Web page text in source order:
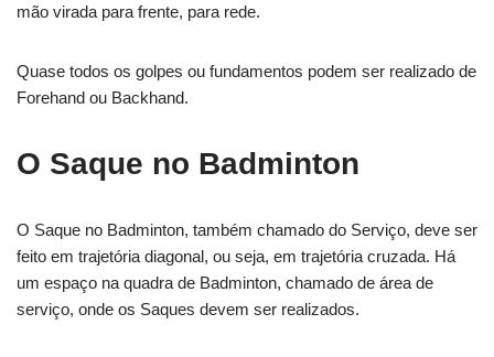
mão virada para frente, para rede.
Quase todos os golpes ou fundamentos podem ser realizado de
Forehand ou Backhand.
O Saque no Badminton
O Saque no Badminton, também chamado do Serviço, deve ser
feito em trajetória diagonal, ou seja, em trajetória cruzada. Há
um espaço na quadra de Badminton, chamado de área de
serviço, onde os Saques devem ser realizados.